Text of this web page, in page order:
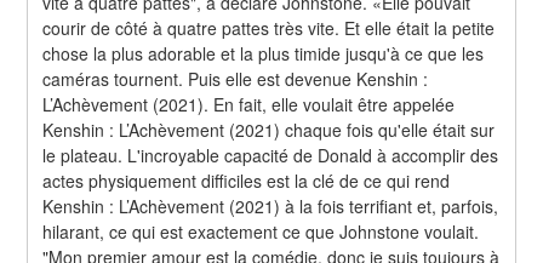
courir de côté à quatre pattes très vite. Et elle était la petite
chose la plus adorable et la plus timide jusqu'à ce que les
caméras tournent. Puis elle est devenue Kenshin :
L’Achèvement (2021). En fait, elle voulait être appelée
Kenshin : L’Achèvement (2021) chaque fois qu'elle était sur
le plateau. L'incroyable capacité de Donald à accomplir des
actes physiquement difficiles est la clé de ce qui rend
Kenshin : L’Achèvement (2021) à la fois terrifiant et, parfois,
hilarant, ce qui est exactement ce que Johnstone voulait.
"Mon premier amour est la comédie, donc je suis toujours à